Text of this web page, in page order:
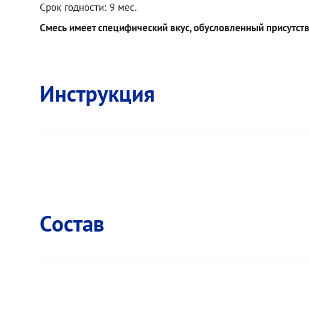
Срок годности: 9 мес.
Смесь имеет специфический вкус, обусловленный
Инструкция
Состав